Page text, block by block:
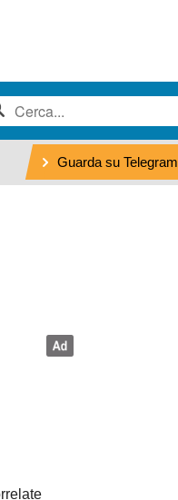
Guarda su Telegram